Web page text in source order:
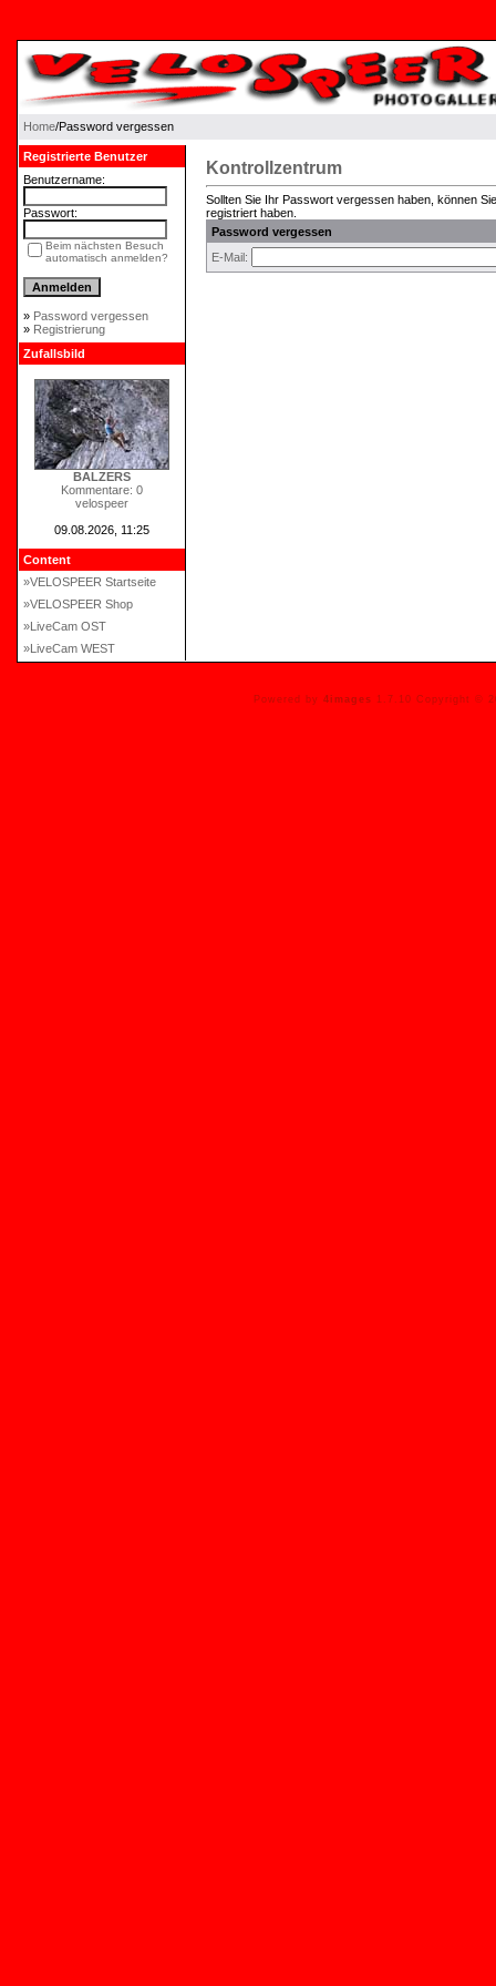
Home/Password vergessen
Registrierte Benutzer
Benutzername:
Passwort:
Beim nächsten Besuch
automatisch anmelden?
» Password vergessen
» Registrierung
Zufallsbild
BALZERS
Kommentare: 0
velospeer
09.08.2026, 11:25
Content
»VELOSPEER Startseite
»VELOSPEER Shop
»LiveCam OST
»LiveCam WEST
Kontrollzentrum
Sollten Sie Ihr Passwort vergessen haben, können
registriert haben.
Password vergessen
E-Mail:
Powered by 4images 1.7.10 Copyright ©